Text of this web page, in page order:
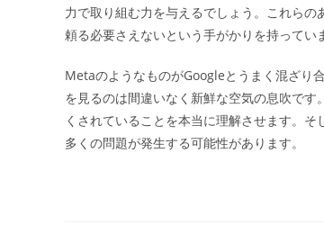
力で取り組む力を与えるでしょう。これら
頼る必要さえないという手がかりを持ってい
MetaのようなものがGoogleとうまく混ざり
を見るのは間違いなく新鮮な空気の息吹で
くされていることを本当に理解させます。
多くの問題が発生する可能性があります。